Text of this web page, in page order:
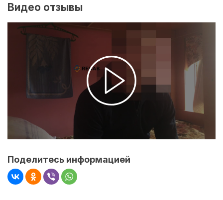
Видео отзывы
Поделитесь информацией